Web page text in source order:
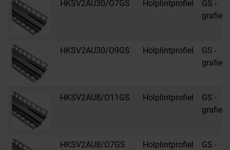
HKSV2AU30/O7GS Holplintprofiel
GS -
HKSV2AU30/O9GS Holplintprofiel
GS -
HKSV2AU8/O11GS Holplintprofiel
GS -
HKSV2AU8/O7GS Holplintprofiel
GS -